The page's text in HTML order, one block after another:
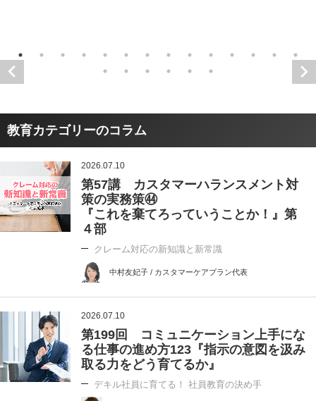
教育カテゴリーのコラム
2026.07.10
第57講 カスタマーハランスメント対
策の実務策㊹
『これを棄てろっていうことか！』第
４部
クレーム対応の新知識と新常識
中村友妃子 / カスタマーケアプラン代表
2026.07.10
第199回 コミュニケーション上手にな
る仕事の進め方123『指示の意図を汲み
取る力をどう育てるか』
デキル社員に育てる！ 社員教育の決め手